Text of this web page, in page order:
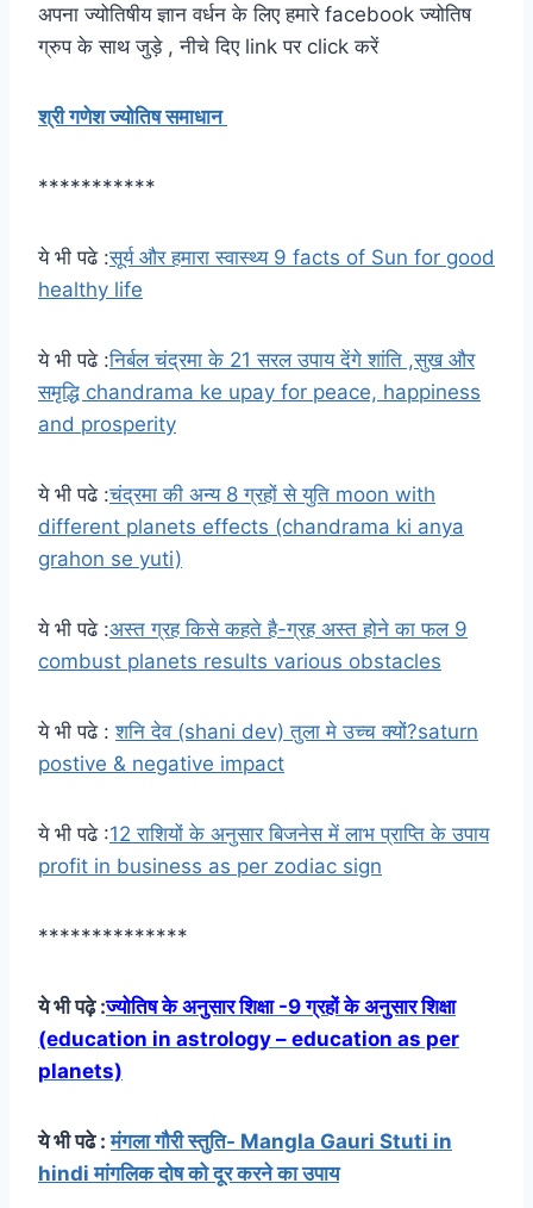
अपना ज्योतिषीय ज्ञान वर्धन के लिए हमारे facebook ज्योतिष
ग्रुप के साथ जुड़े , नीचे दिए link पर click करें
श्री गणेश ज्योतिष समाधान
***********
ये भी पढे :सूर्य और हमारा स्वास्थ्य 9 facts of Sun for good
healthy life
ये भी पढे :निर्बल चंद्रमा के 21 सरल उपाय देंगे शांति ,सुख और
समृद्धि chandrama ke upay for peace, happiness
and prosperity
ये भी पढे :चंद्रमा की अन्य 8 ग्रहों से युति moon with
different planets effects (chandrama ki anya
grahon se yuti)
ये भी पढे :अस्त ग्रह किसे कहते है-ग्रह अस्त होने का फल 9
combust planets results various obstacles
ये भी पढे :शनि देव (shani dev) तुला मे उच्च क्यों?saturn
postive & negative impact
ये भी पढे :12 राशियों के अनुसार बिजनेस में लाभ प्राप्ति के उपाय
profit in business as per zodiac sign
**************
ये भी पढ़े :ज्योतिष के अनुसार शिक्षा -9 ग्रहों के अनुसार शिक्षा
(education in astrology – education as per
planets)
ये भी पढे :मंगला गौरी स्तुति- Mangla Gauri Stuti in
hindi मांगलिक दोष को दूर करने का उपाय